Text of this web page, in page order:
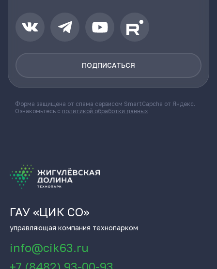
ПОДПИСАТЬСЯ
Форма защищена от спама сервисом SmartCapcha от Яндекс.
Ознакомьтесь с политикой обработки данных
ГАУ «ЦИК СО»
управляющая компания технопарком
info@cik63.ru